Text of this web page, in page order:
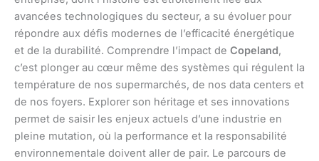
avancées technologiques du secteur, a su évoluer pour
répondre aux défis modernes de l’efficacité énergétique
et de la durabilité. Comprendre l’impact de Copeland,
c’est plonger au cœur même des systèmes qui régulent la
température de nos supermarchés, de nos data centers et
de nos foyers. Explorer son héritage et ses innovations
permet de saisir les enjeux actuels d’une industrie en
pleine mutation, où la performance et la responsabilité
environnementale doivent aller de pair. Le parcours de